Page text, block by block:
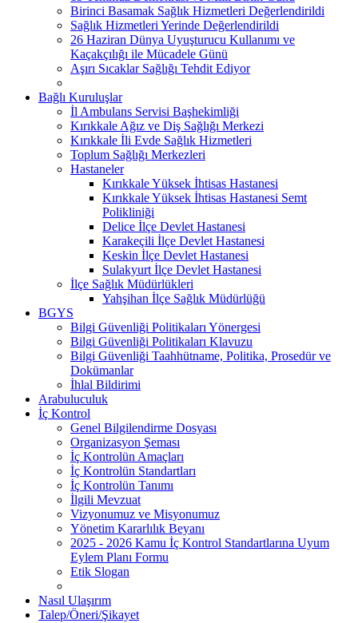
Birinci Basamak Sağlık Hizmetleri Değerlendirildi
Sağlık Hizmetleri Yerinde Değerlendirildi
26 Haziran Dünya Uyuşturucu Kullanımı ve
Kaçakçılığı ile Mücadele Günü
Aşırı Sıcaklar Sağlığı Tehdit Ediyor
Bağlı Kuruluşlar
İl Ambulans Servisi Başhekimliği
Kırıkkale Ağız ve Diş Sağlığı Merkezi
Kırıkkale İli Evde Sağlık Hizmetleri
Toplum Sağlığı Merkezleri
Hastaneler
Kırıkkale Yüksek İhtisas Hastanesi
Kırıkkale Yüksek İhtisas Hastanesi Semt
Polikliniği
Delice İlçe Devlet Hastanesi
Karakeçili İlçe Devlet Hastanesi
Keskin İlçe Devlet Hastanesi
Sulakyurt İlçe Devlet Hastanesi
İlçe Sağlık Müdürlükleri
Yahşihan İlçe Sağlık Müdürlüğü
BGYS
Bilgi Güvenliği Politikaları Yönergesi
Bilgi Güvenliği Politikaları Klavuzu
Bilgi Güvenliği Taahhütname, Politika, Prosedür ve
Dokümanlar
İhlal Bildirimi
Arabuluculuk
İç Kontrol
Genel Bilgilendirme Dosyası
Organizasyon Şeması
İç Kontrolün Amaçları
İç Kontrolün Standartları
İç Kontrolün Tanımı
İlgili Mevzuat
Vizyonumuz ve Misyonumuz
Yönetim Kararlılık Beyanı
2025 - 2026 Kamu İç Kontrol Standartlarına Uyum
Eylem Planı Formu
Etik Slogan
Nasıl Ulaşırım
Talep/Öneri/Şikayet